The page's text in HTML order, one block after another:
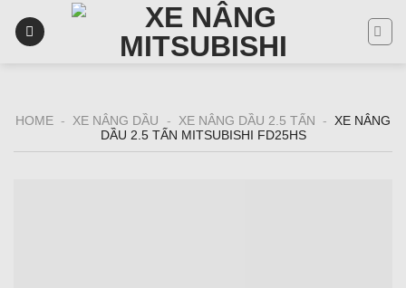
HOME - XE NÂNG DẦU - XE NÂNG DẦU 2.5 TẤN - XE NÂNG
DẦU 2.5 TẤN MITSUBISHI FD25HS